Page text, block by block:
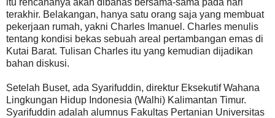
terakhir. Belakangan, hanya satu orang saja yang membuat
pekerjaan rumah, yakni Charles Imanuel. Charles menulis
tentang kondisi bekas sebuah areal pertambangan emas di
Kutai Barat. Tulisan Charles itu yang kemudian dijadikan
bahan diskusi.
Setelah Buset, ada Syarifuddin, direktur Eksekutif Wahana
Lingkungan Hidup Indonesia (Walhi) Kalimantan Timur.
Syarifuddin adalah alumnus Fakultas Pertanian Universitas